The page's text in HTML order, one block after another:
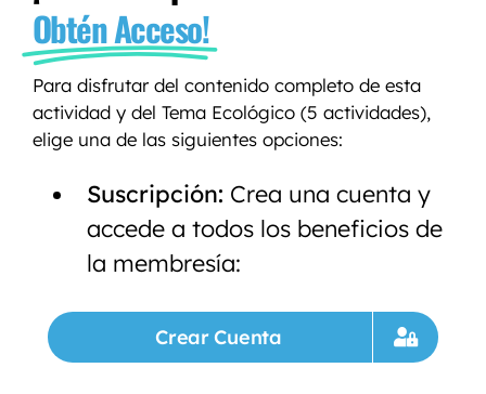
Obtén Acceso!
Para disfrutar del contenido completo de esta
actividad y del Tema Ecológico (5 actividades),
elige una de las siguientes opciones:
Suscripción: Crea una cuenta y
accede a todos los beneficios de
la membresía:
Crear Cuenta